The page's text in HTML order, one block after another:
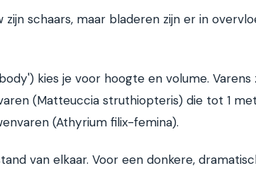
zijn schaars, maar bladeren zijn er in
kies je voor hoogte en volume. Varens
(Matteuccia struthiopteris) die tot 1
(Athyrium filix-femina).
van elkaar. Voor een donkere,